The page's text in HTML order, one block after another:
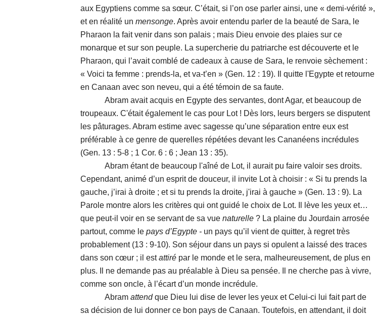
aux Egyptiens comme sa sœur. C’était, si l’on ose parler ainsi, une « demi-vérité »,
et en réalité un mensonge. Après avoir entendu parler de la beauté de Sara, le
Pharaon la fait venir dans son palais ; mais Dieu envoie des plaies sur ce
monarque et sur son peuple. La supercherie du patriarche est découverte et le
Pharaon, qui l’avait comblé de cadeaux à cause de Sara, le renvoie sèchement :
« Voici ta femme : prends-la, et va-t’en » (Gen. 12 : 19). Il quitte l'Egypte et retourne
en Canaan avec son neveu, qui a été témoin de sa faute.
Abram avait acquis en Egypte des servantes, dont Agar, et beaucoup de
troupeaux. C'était également le cas pour Lot ! Dès lors, leurs bergers se disputent
les pâturages. Abram estime avec sagesse qu’une séparation entre eux est
préférable à ce genre de querelles répétées devant les Cananéens incrédules
(Gen. 13 : 5-8 ; 1 Cor. 6 : 6 ; Jean 13 : 35).
Abram étant de beaucoup l'aîné de Lot, il aurait pu faire valoir ses droits.
Cependant, animé d’un esprit de douceur, il invite Lot à choisir : « Si tu prends la
gauche, j’irai à droite ; et si tu prends la droite, j'irai à gauche » (Gen. 13 : 9). La
Parole montre alors les critères qui ont guidé le choix de Lot. Il lève les yeux et…
que peut-il voir en se servant de sa vue naturelle ? La plaine du Jourdain arrosée
partout, comme le pays d’Egypte - un pays qu’il vient de quitter, à regret très
probablement (13 : 9-10). Son séjour dans un pays si opulent a laissé des traces
dans son cœur ; il estattiré par le monde et le sera, malheureusement, de plus en
plus. Il ne demande pas au préalable à Dieu sa pensée. Il ne cherche pas à vivre,
comme son oncle, à l’écart d’un monde incrédule.
Abram attendque Dieu lui dise de lever les yeux et Celui-ci lui fait part de
sa décision de lui donner ce bon pays de Canaan. Toutefois, en attendant, il doit